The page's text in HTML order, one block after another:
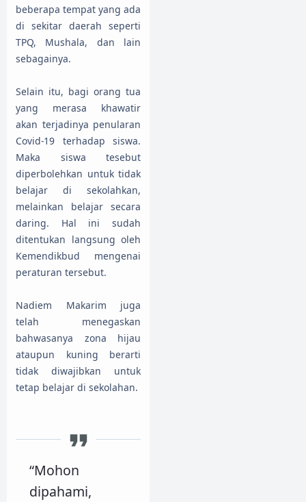
beberapa tempat yang ada
di sekitar daerah seperti
TPQ, Mushala, dan lain
sebagainya.
Selain itu, bagi orang tua
yang merasa khawatir
akan terjadinya penularan
Covid-19 terhadap siswa.
Maka siswa tesebut
diperbolehkan untuk tidak
belajar di sekolahkan,
melainkan belajar secara
daring. Hal ini sudah
ditentukan langsung oleh
Kemendikbud mengenai
peraturan tersebut.
Nadiem Makarim juga
telah menegaskan
bahwasanya zona hijau
ataupun kuning berarti
tidak diwajibkan untuk
tetap belajar di sekolahan.
“Mohon
dipahami,